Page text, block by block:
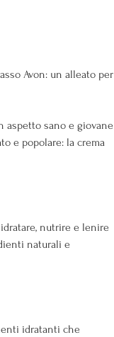
aspetto sano e giovane
e popolare: la crema
nutrire e lenire
naturali e
idratanti che